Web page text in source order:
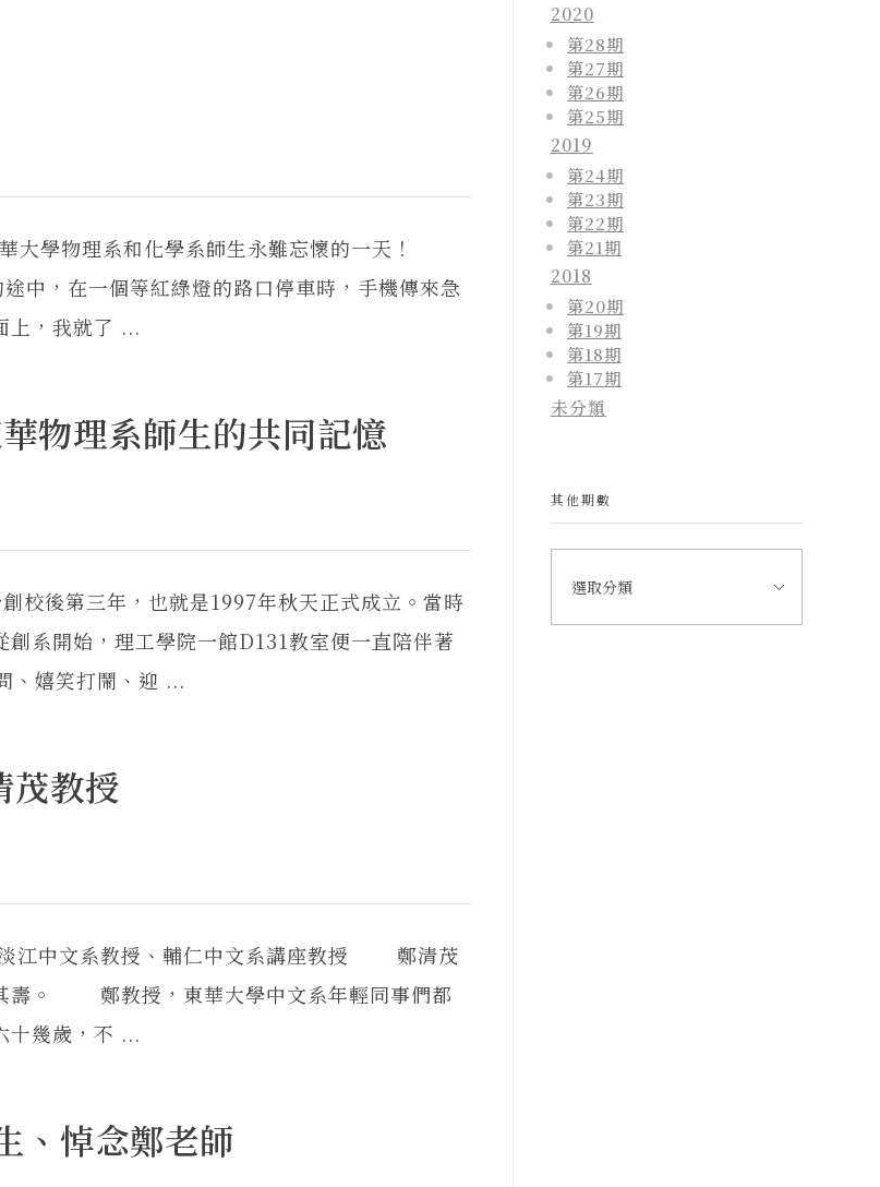
大學物理系和化學系師生永難忘懷的一天！
中，在一個等紅綠燈的路口停車時，手機傳來急
上，我就了 ...
物理系師生的共同記憶
後第三年，也就是1997年秋天正式成立。當時
系開始，理工學院一館D131教室便一直陪伴著
、嬉笑打鬧、迎 ...
教授
淡江中文系教授、輔仁中文系講座教授 鄭清茂
壽。 鄭教授，東華大學中文系年輕同事們都
十幾歲，不 ...
、悼念鄭老師
2020
第28期
第27期
第26期
第25期
2019
第24期
第23期
第22期
第21期
2018
第20期
第19期
第18期
第17期
未分類
其他期數